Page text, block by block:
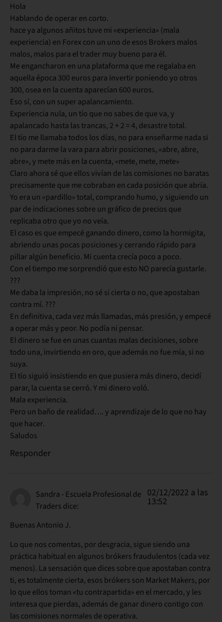
Hola
Hablando de operar en corto.
hace ya algunos añitos tuve mi «experiencia» (mala
experiencia) en Forex con un uno de esos Brokers malos
malos, malos para el trader muy bueno para él.
Me engancharon en una plataforma que me regalaba en
aquella época 300 euros para invertir poniendo yo otros
300, osea en la cuenta aparecían 600 euros.
Eso sí, con un super apalancamiento.
Experiencia nula, un tío que no sabes de que va, y
apalancado hasta las trancas, 2 + 2 = 4, desastre total.
El tío me llamaba todos los días, no para enseñarme nada si
no para darme la vara para abrir posiciones, «abre, abre,
abre», y mete más en la cuenta, «mete, mete, mete»
Claro ahora sé que ellos vivían de las comisiones no baratas
precisamente que me cobraban en cada posición que abría.
Yo era un «pardillo» total, comprando humo, y siguiendo un
par de indicaciones sobre un gráfico de precios que
replicaba otro que yo no veía.
El caso es que empecé ganando dinero, como la hormigita,
abriendo unas pocas posiciones y cerrando rápido para
pillar algún beneficio. Mi cuenta crecía poco a poco.
Con el tiempo me sorprendió que esto NO parecía gustarle.
???
Me daba la impresión, no sé si cierta o no, que apostaban
contra mí. ???
En definitiva, cada vez más llamadas, más presión, y empecé
a operar más y peor. No podía ni pensar.
El dinero se fue en unas cuantas malas decisiones, sobre
todo una, invirtiendo en oro, que además no fue mía, si no
suya.
El tío siguió insistiendo en que pusiera más dinero, decidí
parar, la cuenta se cerró. Y mi dinero voló.
Mala experiencia.
Pero un baño de realidad…. y aprendizaje de lo que no hay
que hacer.
Saludos
Responder
Sandra - Escuela Profesional de
Traders dice:
02/12/2022 a las
13:52
Buenas Antonio J.
Lo que nos comentas, por desgracia, sigue siendo una
práctica habitual en algunos brókers fraudulentos (cada vez
menos). La sensación que dices sobre que apostaban contra
ti, es totalmente cierta, esos brókers son Market Makers, por
lo que ellos toman «tu contrapartida» en el mercado, y les
interesa que pierdas, además de ganar dinero contigo con
las comisiones normales de operativa.